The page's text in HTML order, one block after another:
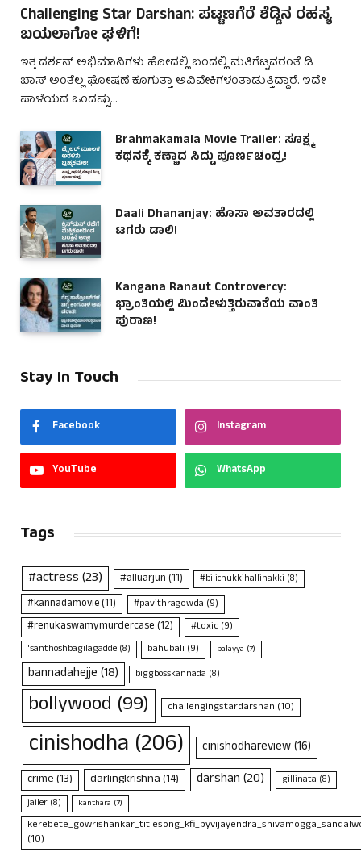
Challenging Star Darshan: ಪಟ್ಟಣಗೆರೆ ಶೆಡ್ಡಿನ ರಹಸ್ಯ
ಬಯಲಾಗೋ ಘಳಿಗೆ!
ಇತ್ತ ದರ್ಶನ್ ಅಭಿಮಾನಿಗಳು ಹೋದಲ್ಲಿ ಬಂದಲ್ಲಿ ಮತಿಗೆಟ್ಟವರಂತೆ ಡಿ
ಬಾಸ್ ಅಂತೆಲ್ಲ ಘೋಷಣೆ ಕೂಗುತ್ತಾ ಅವಿವೇಕಿಗಳಂತಾಡುತ್ತಿದ್ದಾರೆ. ಇದೇ
ಪಾಳೆಯದ ಒಂದಷ್ಟು…
Brahmakamala Movie Trailer: ಸೂಕ್ಷ್ಮ
ಕಥನಕ್ಕೆ ಕಣ್ಣಾದ ಸಿದ್ದು ಪೂರ್ಣಚಂದ್ರ!
Daali Dhananjay: ಹೊಸಾ ಅವತಾರದಲ್ಲಿ
ಟಗರು ಡಾಲಿ!
Kangana Ranaut Controvercy:
ಭ್ರಾಂತಿಯಲ್ಲಿ ಮಿಂದೇಳುತ್ತಿರುವಾಕೆಯ ವಾಂತಿ
ಪುರಾಣ!
Stay In Touch
Facebook Instagram
YouTube WhatsApp
Tags
#actress(23) #alluarjun(11) #bilichukkihallihakki (8)
#kannadamovie(11) #pavithragowda (9)
#renukaswamymurdercase(12) #toxic(9)
'santhoshbagilagadde (8) bahubali (9) balayya (7)
bannadahejje(18) biggbosskannada (8)
bollywood (99) challengingstardarshan (10)
cinishodha (206) cinishodhareview(16)
crime(13) darlingkrishna(14) darshan(20) gillinata (8)
jailer (8) kanthara (7)
(10)